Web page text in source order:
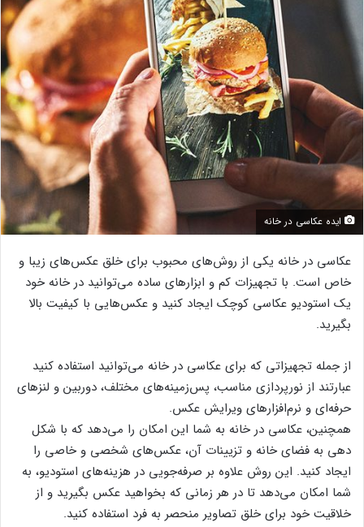
ایده عکاسی در خانه
عکاسی در خانه یکی از روش‌های محبوب برای خلق عکس‌های زیبا و
خاص است. با تجهیزات کم و ابزارهای ساده می‌توانید در خانه خود
یک استودیو عکاسی کوچک ایجاد کنید و عکس‌هایی با کیفیت بالا
بگیرید.
از جمله تجهیزاتی که برای عکاسی در خانه می‌توانید استفاده کنید
عبارتند از نورپردازی مناسب، پس‌زمینه‌های مختلف، دوربین و لنزهای
حرفه‌ای و نرم‌افزارهای ویرایش عکس.
همچنین، عکاسی در خانه به شما این امکان را می‌دهد که با شکل
دهی به فضای خانه و تزیینات آن، عکس‌های شخصی و خاصی را
ایجاد کنید. این روش علاوه بر صرفه‌جویی در هزینه‌های استودیو، به
شما امکان می‌دهد تا در هر زمانی که بخواهید عکس بگیرید و از
خلاقیت خود برای خلق تصاویر منحصر به فرد استفاده کنید.